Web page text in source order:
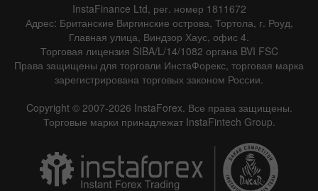
InstaFinance Ltd, рег. номер 1811672
Адрес: Британские Виргинские острова, Тортола, г. Роуд,
Главная улица, Виндзор Хаус, офис 4.
Торговая лицензия SIBA/L/14/1082 органа BVI FSC
Права защищены для торговли ИнстаФорекс, торговая марка
зарегистрирована торговых законом России.
Copyright © 2007-2026 InstaForex. Все права защищены.
Торговые марки принадлежат InstaFintech Group.